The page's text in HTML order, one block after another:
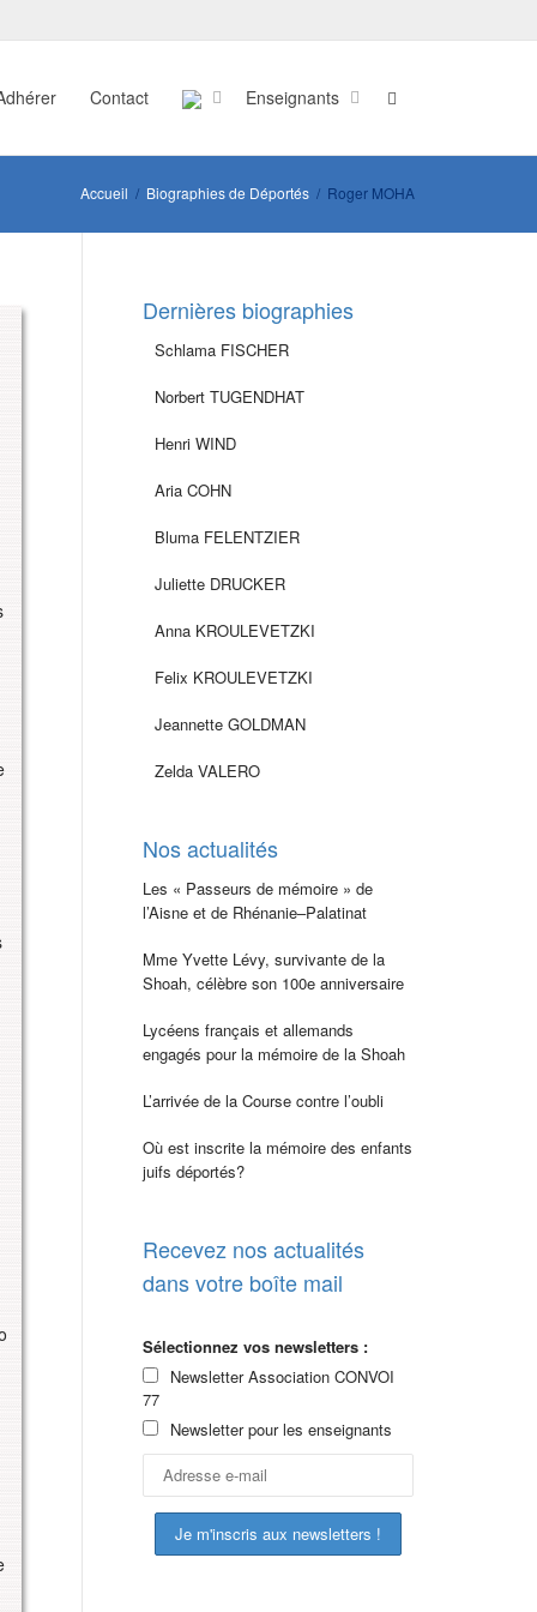
Contact Enseignants
Accueil Biographies de Déportés Roger MOHA
Dernières biographies
Schlama FISCHER
Norbert TUGENDHAT
Henri WIND
Aria COHN
Bluma FELENTZIER
Juliette DRUCKER
Anna KROULEVETZKI
Felix KROULEVETZKI
Jeannette GOLDMAN
Zelda VALERO
Nos actualités
Les « Passeurs de mémoire » de
l’Aisne et de Rhénanie–Palatinat
Mme Yvette Lévy, survivante de la
Shoah, célèbre son 100e anniversaire
Lycéens français et allemands
engagés pour la mémoire de la Shoah
L’arrivée de la Course contre l’oubli
Où est inscrite la mémoire des enfants
juifs déportés?
Recevez nos actualités
dans votre boîte mail
Sélectionnez vos newsletters :
Newsletter Association CONVOI
77
Newsletter pour les enseignants